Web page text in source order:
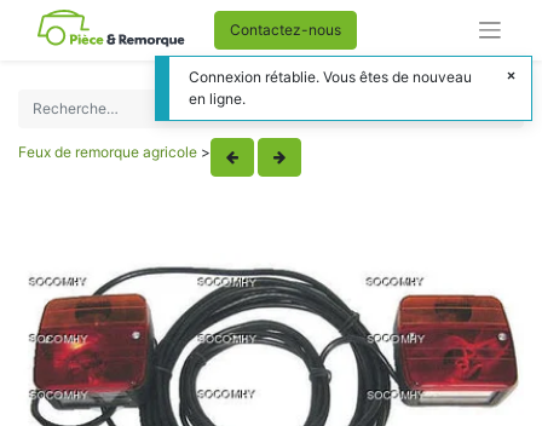
Contactez-nous
Feux de remorque agricole >
Connexion rétablie. Vous êtes de nouveau
en ligne.